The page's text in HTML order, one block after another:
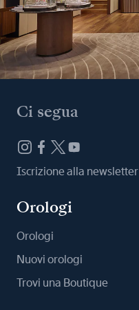
Ci segua
Iscrizione alla newsletter
Orologi
Orologi
Nuovi orologi
Trovi una Boutique